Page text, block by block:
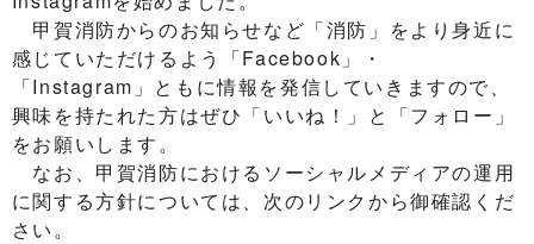
甲賀消防からのお知らせなど「消防」をより身近に
感じていただけるよう「Facebook」・
「Instagram」ともに情報を発信していきますので、
興味を持たれた方はぜひ「いいね！」と「フォロー」
をお願いします。
なお、甲賀消防におけるソーシャルメディアの運用
に関する方針については、次のリンクから御確認くだ
さい。